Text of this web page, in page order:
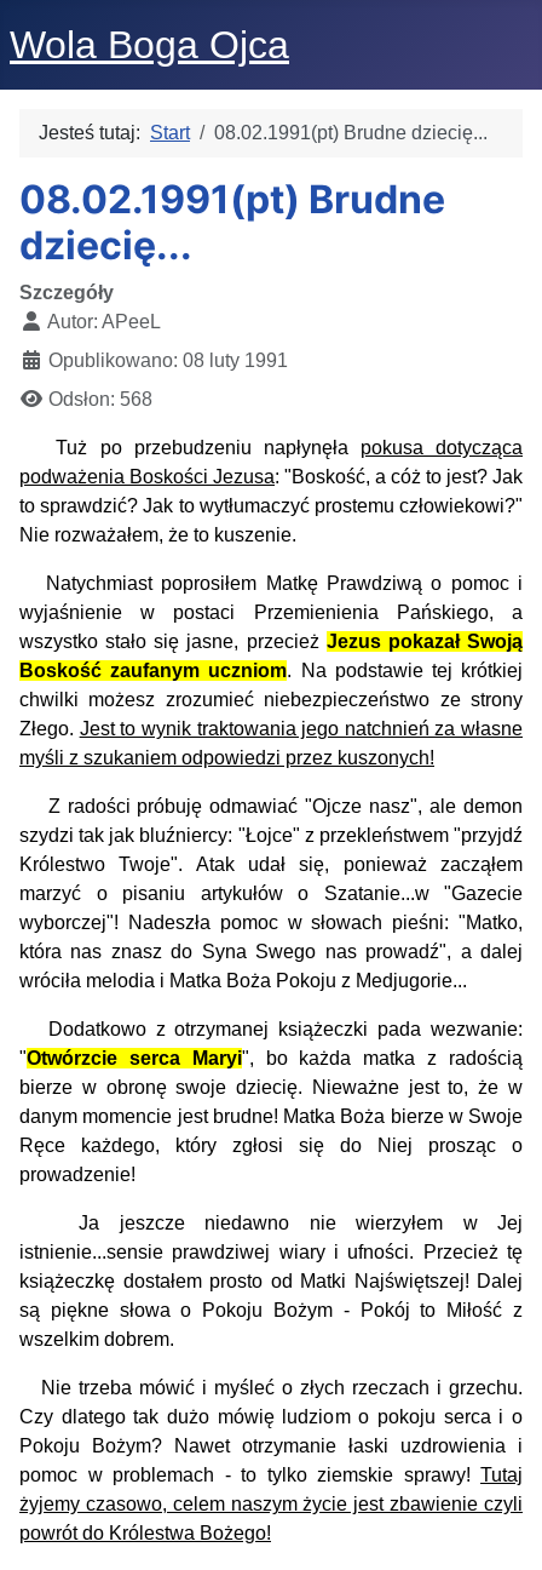
Wola Boga Ojca
Jesteś tutaj: Start 08.02.1991(pt) Brudne dziecię...
08.02.1991(pt) Brudne
dziecię...
Szczegóły
Autor: APeeL
Opublikowano: 08 luty 1991
Odsłon: 568
Tuż po przebudzeniu napłynęła pokusa dotycząca
podważenia Boskości Jezusa: "Boskość, a cóż to jest? Jak
to sprawdzić? Jak to wytłumaczyć prostemu człowiekowi?"
Nie rozważałem, że to kuszenie.
Natychmiast poprosiłem Matkę Prawdziwą o pomoc i
wyjaśnienie w postaci Przemienienia Pańskiego, a
wszystko stało się jasne, przecież Jezus pokazał Swoją
Boskość zaufanym uczniom. Na podstawie tej krótkiej
chwilki możesz zrozumieć niebezpieczeństwo ze strony
Złego. Jest to wynik traktowania jego natchnień za własne
myśli z szukaniem odpowiedzi przez kuszonych!
Z radości próbuję odmawiać "Ojcze nasz", ale demon
szydzi tak jak bluźniercy: "Łojce" z przekleństwem "przyjdź
Królestwo Twoje". Atak udał się, ponieważ zacząłem
marzyć o pisaniu artykułów o Szatanie...w "Gazecie
wyborczej"! Nadeszła pomoc w słowach pieśni: "Matko,
która nas znasz do Syna Swego nas prowadź", a dalej
wróciła melodia i Matka Boża Pokoju z Medjugorie...
Dodatkowo z otrzymanej książeczki pada wezwanie:
"Otwórzcie serca Maryi", bo każda matka z radością
bierze w obronę swoje dziecię. Nieważne jest to, że w
danym momencie jest brudne! Matka Boża bierze w Swoje
Ręce każdego, który zgłosi się do Niej prosząc o
prowadzenie!
Ja jeszcze niedawno nie wierzyłem w Jej
istnienie...sensie prawdziwej wiary i ufności. Przecież tę
książeczkę dostałem prosto od Matki Najświętszej! Dalej
są piękne słowa o Pokoju Bożym - Pokój to Miłość z
wszelkim dobrem.
Nie trzeba mówić i myśleć o złych rzeczach i grzechu.
Czy dlatego tak dużo mówię ludziom o pokoju serca i o
Pokoju Bożym? Nawet otrzymanie łaski uzdrowienia i
pomoc w problemach - to tylko ziemskie sprawy! Tutaj
żyjemy czasowo, celem naszym życie jest zbawienie czyli
powrót do Królestwa Bożego!